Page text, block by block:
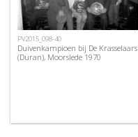
PV2015_098-40
Duivenkampioen bij De Krasselaars
(Duran), Moorslede 1970